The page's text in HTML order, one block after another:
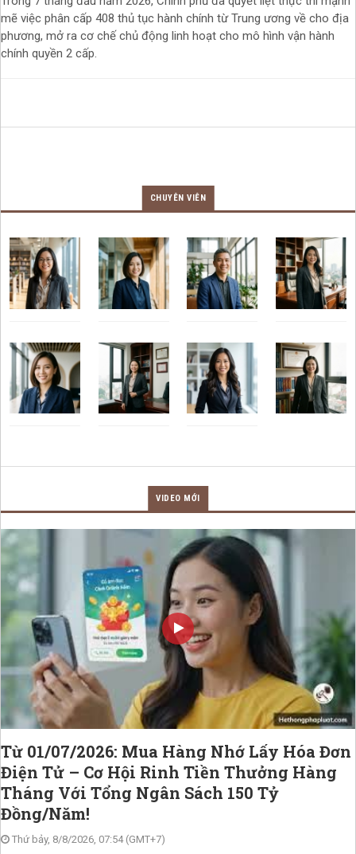
mẽ việc phân cấp 408 thủ tục hành chính từ Trung ương về cho địa
phương, mở ra cơ chế chủ động linh hoạt cho mô hình vận hành
chính quyền 2 cấp.
CHUYÊN VIÊN
VIDEO MỚI
Từ 01/07/2026: Mua Hàng Nhớ Lấy Hóa Đơn
Điện Tử – Cơ Hội Rinh Tiền Thưởng Hàng
Tháng Với Tổng Ngân Sách 150 Tỷ
Đồng/Năm!
Thứ bảy, 8/8/2026, 07:54 (GMT+7)